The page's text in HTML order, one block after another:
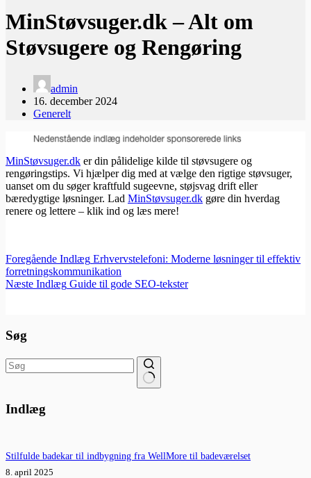
MinStøvsuger.dk – Alt om
Støvsugere og Rengøring
admin
16. december 2024
Generelt
MinStøvsuger.dk er din pålidelige kilde til støvsugere og
rengøringstips. Vi hjælper dig med at vælge den rigtige støvsuger,
uanset om du søger kraftfuld sugeevne, støjsvag drift eller
bæredygtige løsninger. Lad MinStøvsuger.dk gøre din hverdag
renere og lettere – klik ind og læs mere!
Foregående Indlæg Erhvervstelefoni: Moderne løsninger til effektiv
forretningskommunikation
Næste Indlæg Guide til gode SEO-tekster
Søg
resultater
Indlæg
Stilfulde badekar til indbygning fra WellMore til badeværelset
8. april 2025